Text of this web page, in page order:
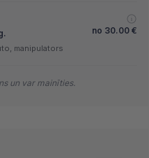
no 30.00 €
manipulators
un var mainīties.